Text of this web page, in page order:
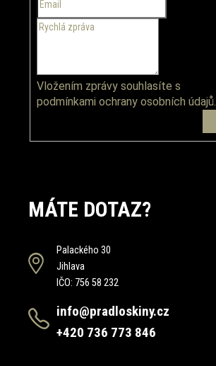
Vložením zprávy souhlasíte s
podmínkami ochrany osobních údajů.
MÁTE DOTAZ?
Palackého 30
Jihlava
IČO: 756 58 232
info@pradloskiny.cz
+420 736 773 846